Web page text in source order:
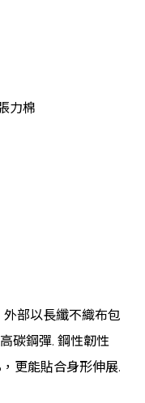
力棉
部以長纖不織布包
碳鋼彈. 鋼性韌性
更能貼合身形伸展.